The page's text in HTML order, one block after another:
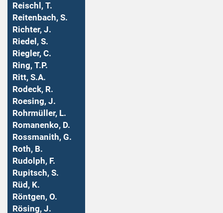
Reischl, T.
Reitenbach, S.
Richter, J.
Riedel, S.
Riegler, C.
Ring, T.P.
Ritt, S.A.
Rodeck, R.
Roesing, J.
Rohrmüller, L.
Romanenko, D.
Rossmanith, G.
Roth, B.
Rudolph, F.
Rupitsch, S.
Rüd, K.
Röntgen, O.
Rösing, J.